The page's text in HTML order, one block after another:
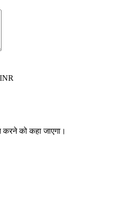
INR
को कहा जाएगा।